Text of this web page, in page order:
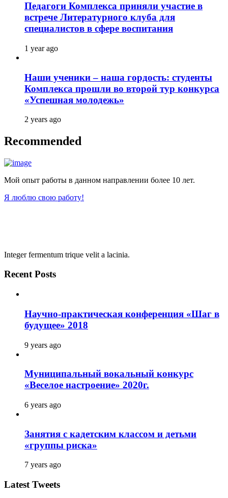
Педагоги Комплекса приняли участие в
встрече Литературного клуба для
специалистов в сфере воспитания
1 year ago
Наши ученики – наша гордость: студенты
Комплекса прошли во второй тур конкурса
«Успешная молодежь»
2 years ago
Recommended
Мой опыт работы в данном направлении более 10 лет.
Я люблю свою работу!
Integer fermentum trique velit a lacinia.
Recent Posts
Научно-практическая конференция «Шаг в
будущее» 2018
9 years ago
Муниципальный вокальный конкурс
«Веселое настроение» 2020г.
6 years ago
Занятия с кадетским классом и детьми
«группы риска»
7 years ago
Latest Tweets